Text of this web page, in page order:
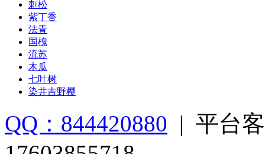
刺松
紫丁香
法青
国槐
流苏
木瓜
七叶树
染井吉野樱
QQ：844420880 | 平台